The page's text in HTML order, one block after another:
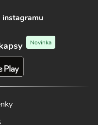
instagramu
Novinka